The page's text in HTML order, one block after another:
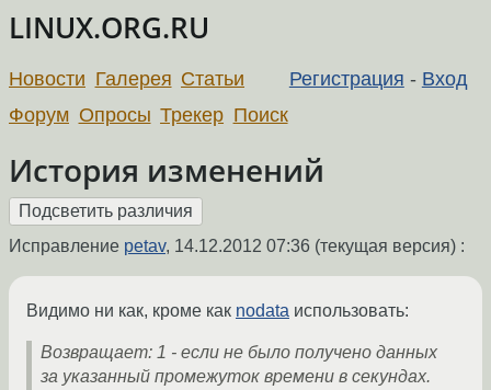
LINUX.ORG.RU
Регистрация - Вход
Новости Галерея Статьи
Форум Опросы Трекер Поиск
История изменений
Исправление petav, 14.12.2012 07:36 (текущая версия) :
Видимо ни как, кроме как nodata использовать:
Возвращает: 1 - если не было получено данных
за указанный промежуток времени в секундах.